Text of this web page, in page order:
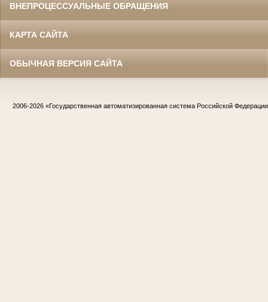
ВНЕПРОЦЕССУАЛЬНЫЕ ОБРАЩЕНИЯ
КАРТА САЙТА
ОБЫЧНАЯ ВЕРСИЯ САЙТА
2006-2026 «Государственная автоматизированная система Российской